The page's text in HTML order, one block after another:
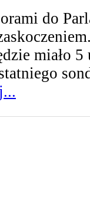
do
miało